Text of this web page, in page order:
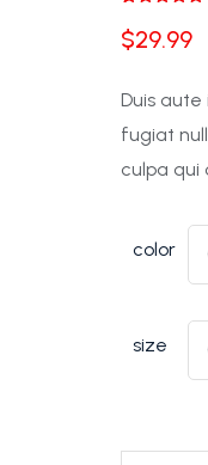
out of 5
based on
$29.99
Duis
fugiat
culpa qui
color
size